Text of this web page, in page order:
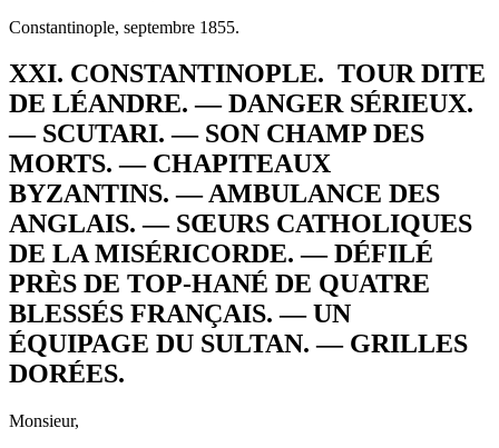
Constantinople, septembre 1855.
XXI. CONSTANTINOPLE. TOUR DITE
DE LÉANDRE. — DANGER SÉRIEUX.
— SCUTARI. — SON CHAMP DES
MORTS. — CHAPITEAUX
BYZANTINS. — AMBULANCE DES
ANGLAIS. — SŒURS CATHOLIQUES
DE LA MISÉRICORDE. — DÉFILÉ
PRÈS DE TOP-HANÉ DE QUATRE
BLESSÉS FRANÇAIS. — UN
ÉQUIPAGE DU SULTAN. — GRILLES
DORÉES.
Monsieur,